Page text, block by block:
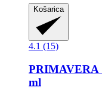
Košarica
4.1 (15)
PRIMAVERA
ml